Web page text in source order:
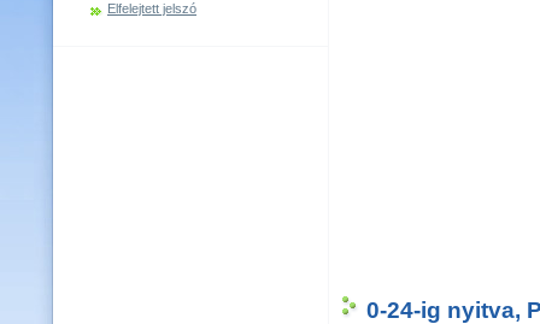
Elfelejtett jelszó
0-24-ig nyitva,